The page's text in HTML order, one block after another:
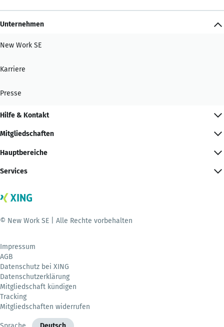
Unternehmen
New Work SE
Karriere
Presse
Hilfe & Kontakt
Mitgliedschaften
Hauptbereiche
Services
© New Work SE | Alle Rechte vorbehalten
Impressum
AGB
Datenschutz bei XING
Datenschutzerklärung
Mitgliedschaft kündigen
Tracking
Mitgliedschaften widerrufen